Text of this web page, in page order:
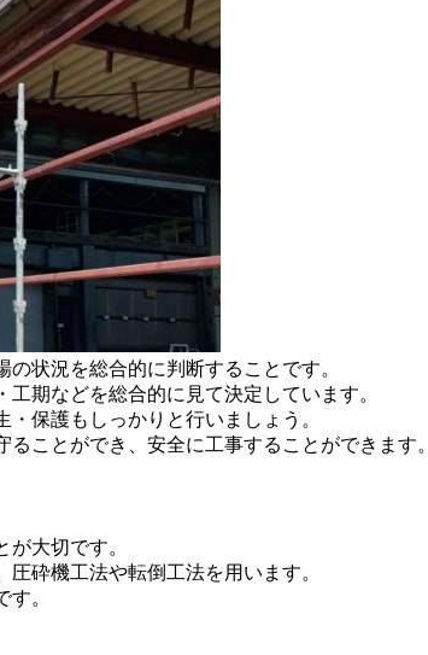
状況を総合的に判断することです。
期などを総合的に見て決定しています。
保護もしっかりと行いましょう。
ことができ、安全に工事することができます。
大切です。
砕機工法や転倒工法を用います。
。